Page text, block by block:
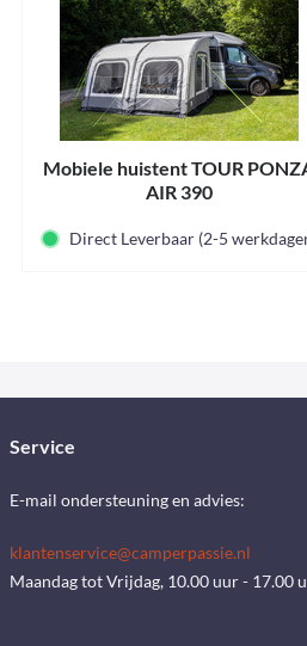
Mobiele huistent TOUR
AIR 390
Direct Leverbaar (2-5
Service
E-mail ondersteuning en advies:
klantenservice@camperpassie.nl
Maandag tot Vrijdag, 10.00 uur - 17.00